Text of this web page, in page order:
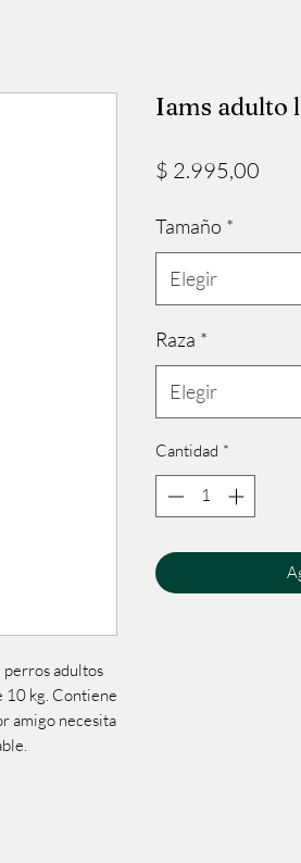
perros adultos
10 kg. Contiene
amigo necesita
Iams adulto
$ 2.995,00
Tamaño *
Elegir
Raza *
Elegir
Cantidad *